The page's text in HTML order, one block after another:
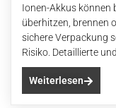
Ionen-Akkus können
überhitzen, brennen
sichere Verpackung
Risiko. Detaillierte
Weiterlesen